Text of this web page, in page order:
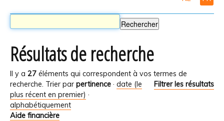
Résultats de recherche
Il y a 27 éléments qui correspondent à vos termes de
recherche.
Filtrer les résultats
Trier par pertinence · date (le
plus récent en premier) ·
alphabétiquement
Aide financière